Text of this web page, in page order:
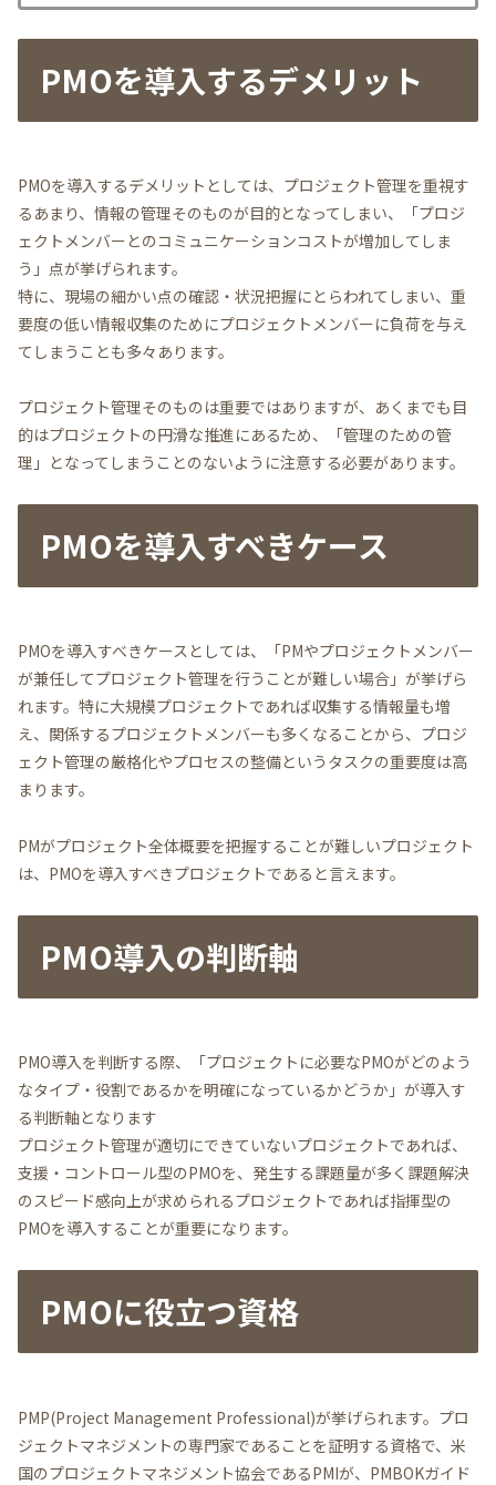
PMOを導入するデメリット
PMOを導入するデメリットとしては、プロジェクト管理を重視す
るあまり、情報の管理そのものが目的となってしまい、「プロジ
ェクトメンバーとのコミュニケーションコストが増加してしま
う」点が挙げられます。
特に、現場の細かい点の確認・状況把握にとらわれてしまい、重
要度の低い情報収集のためにプロジェクトメンバーに負荷を与え
てしまうことも多々あります。
プロジェクト管理そのものは重要ではありますが、あくまでも目
的はプロジェクトの円滑な推進にあるため、「管理のための管
理」となってしまうことのないように注意する必要があります。
PMOを導入すべきケース
PMOを導入すべきケースとしては、「PMやプロジェクトメンバー
が兼任してプロジェクト管理を行うことが難しい場合」が挙げら
れます。特に大規模プロジェクトであれば収集する情報量も増
え、関係するプロジェクトメンバーも多くなることから、プロジ
ェクト管理の厳格化やプロセスの整備というタスクの重要度は高
まります。
PMがプロジェクト全体概要を把握することが難しいプロジェクト
は、PMOを導入すべきプロジェクトであると言えます。
PMO導入の判断軸
PMO導入を判断する際、「プロジェクトに必要なPMOがどのよう
なタイプ・役割であるかを明確になっているかどうか」が導入す
る判断軸となります
プロジェクト管理が適切にできていないプロジェクトであれば、
支援・コントロール型のPMOを、発生する課題量が多く課題解決
のスピード感向上が求められるプロジェクトであれば指揮型の
PMOを導入することが重要になります。
PMOに役立つ資格
PMP(Project Management Professional)が挙げられます。プロ
ジェクトマネジメントの専門家であることを証明する資格で、米
国のプロジェクトマネジメント協会であるPMIが、PMBOKガイド